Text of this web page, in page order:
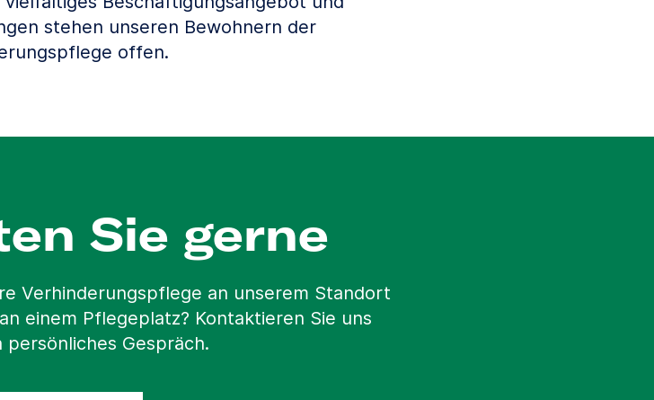
stehen unseren Bewohnern der
offen.
Sie gerne
Verhinderungspflege an unserem Standort
einem Pflegeplatz? Kontaktieren Sie uns
Gespräch.